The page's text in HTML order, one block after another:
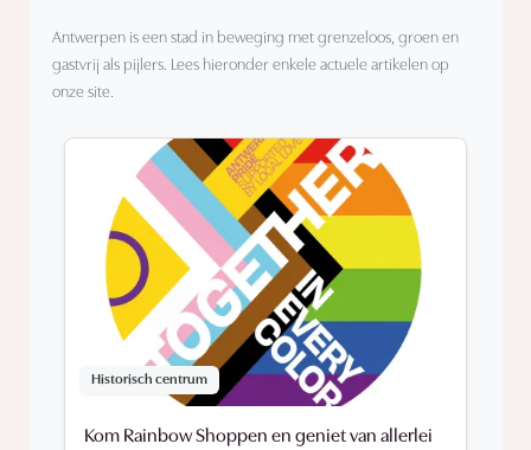
Antwerpen is een stad in beweging met grenzeloos, groen en
gastvrij als pijlers. Lees hieronder enkele actuele artikelen op
onze site.
Historisch centrum
Kom Rainbow Shoppen en geniet van allerlei